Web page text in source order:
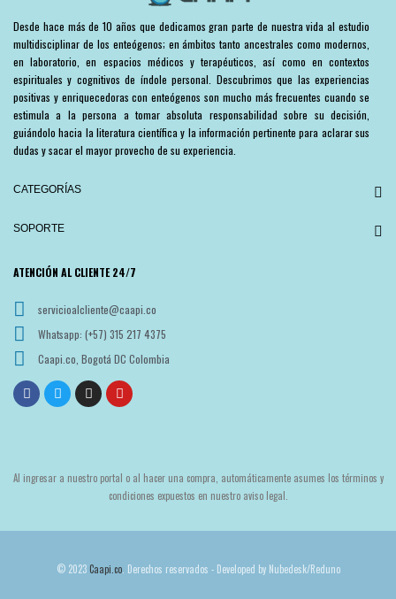
Desde hace más de 10 años que dedicamos gran parte de nuestra vida al estudio
multidisciplinar de los enteógenos; en ámbitos tanto ancestrales como modernos,
en laboratorio, en espacios médicos y terapéuticos, así como en contextos
espirituales y cognitivos de índole personal. Descubrimos que las experiencias
positivas y enriquecedoras con enteógenos son mucho más frecuentes cuando se
estimula a la persona a tomar absoluta responsabilidad sobre su decisión,
guiándolo hacia la literatura científica y la información pertinente para aclarar sus
dudas y sacar el mayor provecho de su experiencia.
CATEGORÍAS
SOPORTE
ATENCIÓN AL CLIENTE 24/7
servicioalcliente@caapi.co
Whatsapp: (+57) 315 217 4375
Caapi.co, Bogotá DC Colombia
Al ingresar a nuestro portal o al hacer una compra, automáticamente asumes los términos y
condiciones expuestos en nuestro aviso legal.
© 2023Caapi.co. Derechos reservados - Developed by Nubedesk/Reduno